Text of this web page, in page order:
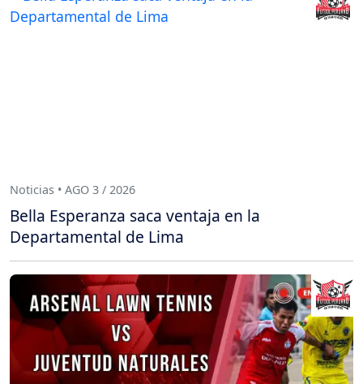
Noticias • AGO 3 / 2026
Bella Esperanza saca ventaja en la
Departamental de Lima